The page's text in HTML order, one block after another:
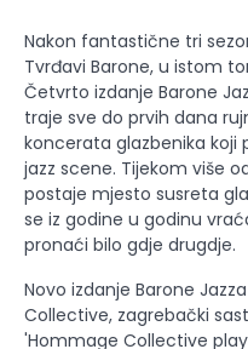
Nakon fantastične tri
Tvrđavi Barone, u istom
Četvrto izdanje Barone
traje sve do prvih dana
koncerata glazbenika
jazz scene. Tijekom više
postaje mjesto susreta
se iz godine u godinu
pronaći bilo gdje drugdje.
Novo izdanje Barone
Collective, zagrebački
'Hommage Collective